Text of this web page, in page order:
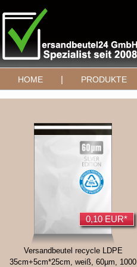
HOME | PRODUKTE
0,10 EUR*
Versandbeutel recycle LDPE
35cm+5cm*25cm, weiß, 60µm, 1000